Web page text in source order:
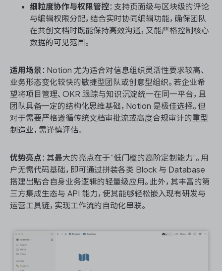
细粒度协作与权限管控：支持页面级与区块级的评论
与编辑权限分配，结合实时协同编辑功能，确保团队
在共创文档时既能保持高效沟通，又能严格控制核心
数据的可见范围。
适用场景 ：Notion 尤为适合对信息组织灵活性要求较高、
业务形态变化较快的敏捷型团队或创意型组织。若企业希
望将项目管理、OKR 跟踪与知识沉淀统一在同一平台，且
团队具备一定的结构化思维基础，Notion 是极佳选择。但
对于需要严格遵循传统文档审批流或高度合规审计的重型
制造业，需谨慎评估。
优势亮点 ：其最大的亮点在于“低门槛的高阶定制能力”。用
户无需代码基础，即可通过拼装各类 Block 与 Database
搭建出贴合自身业务逻辑的轻量级应用。此外，其丰富的第
三方集成生态与 API 能力，使其能够轻松嵌入现有研发与
运营工具链，实现工作流的自动化串联。